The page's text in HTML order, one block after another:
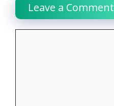
Leave a Comment